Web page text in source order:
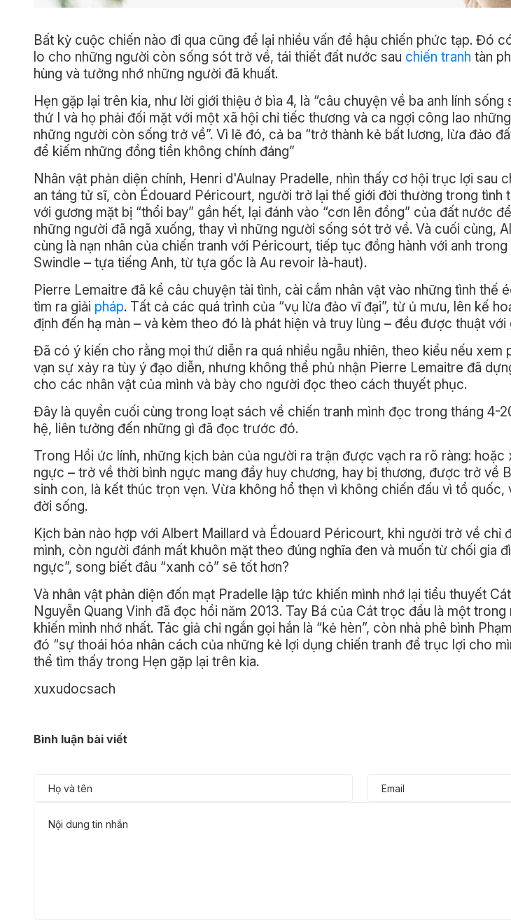
Bất kỳ cuộc chiến nào đi qua cũng để lại nhiều vấn đề hậu chiến phức tạp. Đó
lo cho những người còn sống sót trở về, tái thiết đất nước sau chiến tranh tàn
hùng và tưởng nhớ những người đã khuất.
Hẹn gặp lại trên kia, như lời giới thiệu ở bìa 4, là “câu chuyện về ba anh lính
thứ I và họ phải đối mặt với một xã hội chỉ tiếc thương và ca ngợi công lao
những người còn sống trở về”. Vì lẽ đó, cả ba “trở thành kẻ bất lương, lừa đảo
để kiếm những đồng tiền không chính đáng”
Nhân vật phản diện chính, Henri d'Aulnay Pradelle, nhìn thấy cơ hội trục lợi sau
an táng tử sĩ, còn Édouard Péricourt, người trở lại thế giới đời thường trong tình
với gương mặt bị “thổi bay” gần hết, lại đánh vào “cơn lên đồng” của đất nước
những người đã ngã xuống, thay vì những người sống sót trở về. Và cuối cùng,
cùng là nạn nhân của chiến tranh với Péricourt, tiếp tục đồng hành với anh
Swindle – tựa tiếng Anh, từ tựa gốc là Au revoir là-haut).
Pierre Lemaitre đã kể câu chuyện tài tình, cài cắm nhân vật vào những tình thế
tìm ra giải pháp. Tất cả các quá trình của “vụ lừa đảo vĩ đại”, từ ủ mưu, lên kế
định đến hạ màn – và kèm theo đó là phát hiện và truy lùng – đều được thuật
Đã có ý kiến cho rằng mọi thứ diễn ra quá nhiều ngẫu nhiên, theo kiểu nếu xem
vạn sự xảy ra tùy ý đạo diễn, nhưng không thể phủ nhận Pierre Lemaitre đã
cho các nhân vật của mình và bày cho người đọc theo cách thuyết phục.
Đây là quyển cuối cùng trong loạt sách về chiến tranh mình đọc trong tháng 4-
hệ, liên tưởng đến những gì đã đọc trước đó.
Trong Hồi ức lính, những kịch bản của người ra trận được vạch ra rõ ràng: hoặc
ngực – trở về thời bình ngực mang đầy huy chương, hay bị thương, được trở về
sinh con, là kết thúc trọn vẹn. Vừa không hổ thẹn vì không chiến đấu vì tổ
đời sống.
Kịch bản nào hợp với Albert Maillard và Édouard Péricourt, khi người trở về chỉ
mình, còn người đánh mất khuôn mặt theo đúng nghĩa đen và muốn từ chối gia
ngực”, song biết đâu “xanh cỏ” sẽ tốt hơn?
Và nhân vật phản diện đốn mạt Pradelle lập tức khiến mình nhớ lại tiểu thuyết
Nguyễn Quang Vinh đã đọc hồi năm 2013. Tay Bá của Cát trọc đầu là một trong
khiến mình nhớ nhất. Tác giả chỉ ngắn gọi hắn là “kẻ hèn”, còn nhà phê bình
đó “sự thoái hóa nhân cách của những kẻ lợi dụng chiến tranh để trục lợi cho
thể tìm thấy trong Hẹn gặp lại trên kia.
xuxudocsach
Bình luận bài viết